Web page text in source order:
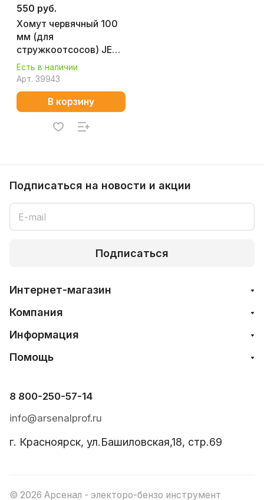
550 руб.
Хомут червячный 100
мм (для
стружкоотсосов) JET
JW-1022
Есть в наличии
Арт. 39943
В корзину
Подписаться на новости и акции
Подписаться
Интернет-магазин
Компания
Информация
Помощь
8 800-250-57-14
info@arsenalprof.ru
г. Красноярск, ул.Башиловская,18, стр.69
© 2026 Арсенал - электоро-бензо инструмент